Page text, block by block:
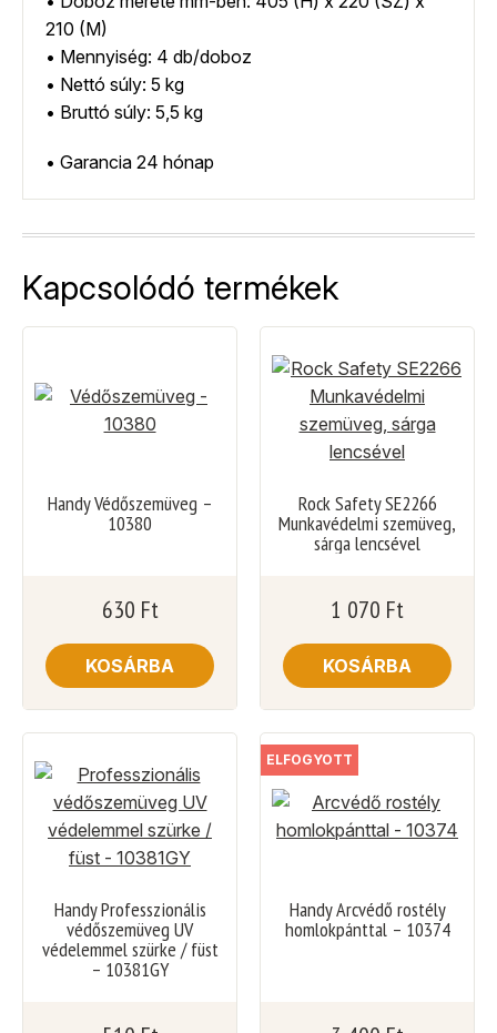
210 (M)
• Mennyiség: 4 db/doboz
• Nettó súly: 5 kg
• Bruttó súly: 5,5 kg
• Garancia 24 hónap
Kapcsolódó termékek
Handy Védőszemüveg –
10380
630 Ft
KOSÁRBA
Rock Safety SE2266
Munkavédelmi szemüveg,
sárga lencsével
1 070 Ft
KOSÁRBA
Handy Professzionális
védőszemüveg UV
védelemmel szürke / füst
– 10381GY
ELFOGYOTT
Handy Arcvédő rostély
homlokpánttal – 10374